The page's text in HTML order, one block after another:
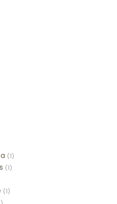
(1)
(1)
(1)